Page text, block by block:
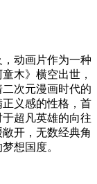
动画片作为一种
木》横空出世，
次元漫画时代的
义感的性格，首
超凡英雄的向往
开，无数经典角
想国度。